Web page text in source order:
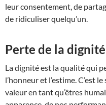
leur consentement, de
de ridiculiser quelqu’un.
Perte de la dignité
La dignité est la qualité qui
l’honneur et l’estime. C’est
valeur en tant qu’êtres